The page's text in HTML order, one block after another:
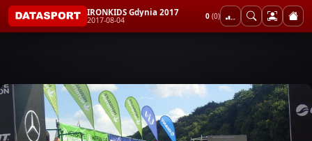
IRONKIDS Gdynia 2017
2017-08-04 0 (0)